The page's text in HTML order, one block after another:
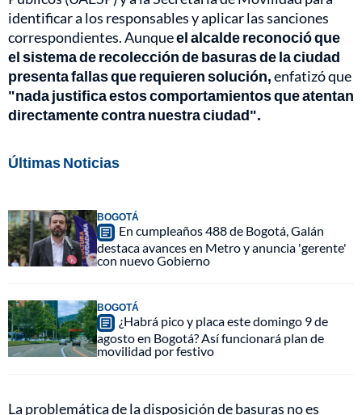
identificar a los responsables y aplicar las sanciones
correspondientes. Aunqueel alcalde reconoció que
el sistema de recolección de basuras de la ciudad
presenta fallas que requieren solución,enfatizó que
"nada justifica estos comportamientos que atentan
directamente contra nuestra ciudad".
Últimas Noticias
BOGOTÁ
En cumpleaños 488 de Bogotá, Galán
destaca avances en Metro y anuncia 'gerente'
con nuevo Gobierno
BOGOTÁ
¿Habrá pico y placa este domingo 9 de
agosto en Bogotá? Así funcionará plan de
movilidad por festivo
La problemática de la disposición de basuras no es